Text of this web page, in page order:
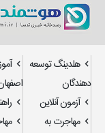
هلدینگ توسعه
دهندگان
آزمون آنلاین
مهاجرت به